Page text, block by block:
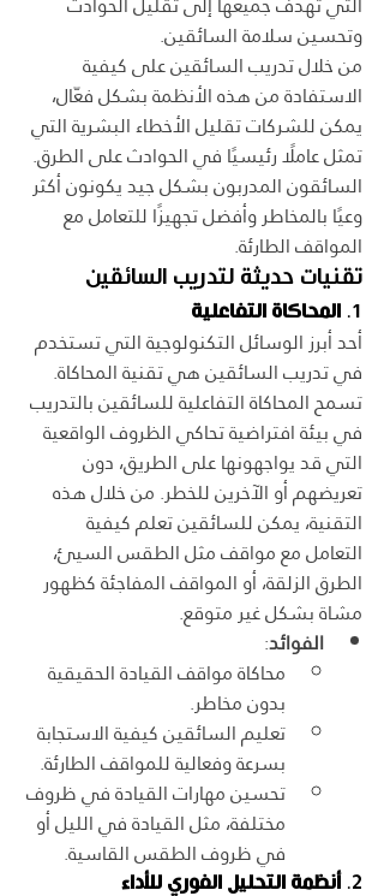
وتحسين سلامة السائقين.
من خلال تدريب السائقين على كيفية
الاستفادة من هذه الأنظمة بشكل فعّال،
يمكن للشركات تقليل الأخطاء البشرية التي
تمثل عاملًا رئيسيًا في الحوادث على الطرق.
السائقون المدربون بشكل جيد يكونون أكثر
وعيًا بالمخاطر وأفضل تجهيزًا للتعامل مع
المواقف الطارئة.
تقنيات حديثة لتدريب السائقين
1. المحاكاة التفاعلية
أحد أبرز الوسائل التكنولوجية التي تستخدم
في تدريب السائقين هي تقنية المحاكاة.
تسمح المحاكاة التفاعلية للسائقين بالتدريب
في بيئة افتراضية تحاكي الظروف الواقعية
التي قد يواجهونها على الطريق، دون
تعريضهم أو الآخرين للخطر. من خلال هذه
التقنية، يمكن للسائقين تعلم كيفية
التعامل مع مواقف مثل الطقس السيئ،
الطرق الزلقة، أو المواقف المفاجئة كظهور
مشاة بشكل غير متوقع.
الفوائد:
محاكاة مواقف القيادة الحقيقية
بدون مخاطر.
تعليم السائقين كيفية الاستجابة
بسرعة وفعالية للمواقف الطارئة.
تحسين مهارات القيادة في ظروف
مختلفة، مثل القيادة في الليل أو
في ظروف الطقس القاسية.
2. أنظمة التحليل الفوري للأداء